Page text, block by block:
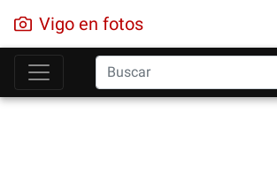
Vigo en fotos